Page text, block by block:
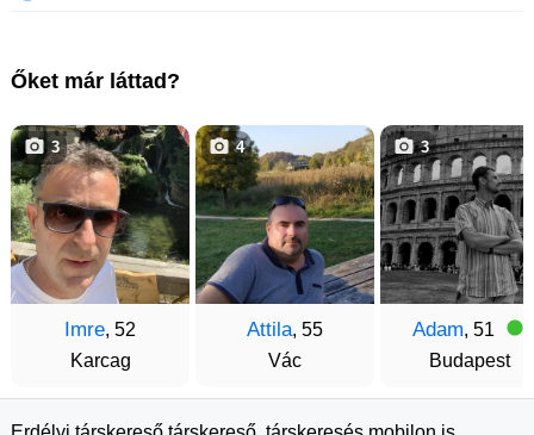
Őket már láttad?
Imre, 52
Karcag
3
Attila, 55
Vác
4
Adam, 51
Budapest
3